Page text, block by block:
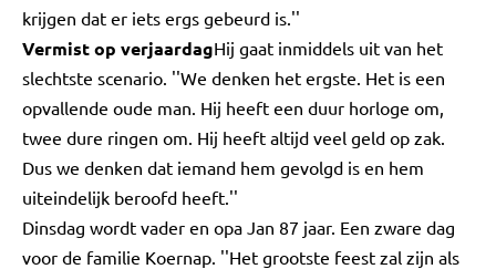
krijgen dat er iets ergs gebeurd is.''
Vermist op verjaardagHij gaat inmiddels uit van het
slechtste scenario. ''We denken het ergste. Het is een
opvallende oude man. Hij heeft een duur horloge om,
twee dure ringen om. Hij heeft altijd veel geld op zak.
Dus we denken dat iemand hem gevolgd is en hem
uiteindelijk beroofd heeft.''
Dinsdag wordt vader en opa Jan 87 jaar. Een zware dag
voor de familie Koernap. ''Het grootste feest zal zijn als